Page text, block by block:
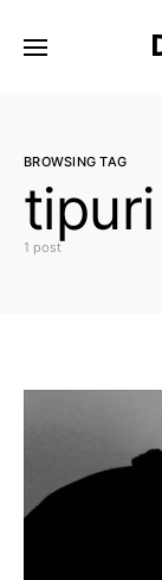
BROWSING TAG
1 post